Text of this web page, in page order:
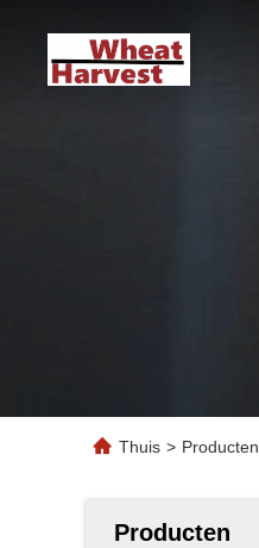
Thuis > Producten
Producten